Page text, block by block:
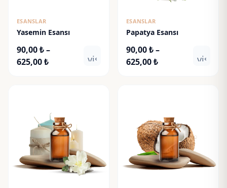
ESANSLAR
Yasemin Esansı
90,00₺–
625,00₺Fiyat
visibility
ESANSLAR
Papatya Esansı
90,00₺–
625,00₺Fiyat